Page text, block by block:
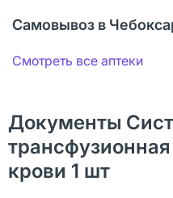
Самовывоз в
Смотреть все аптеки
Документы
крови 1 шт